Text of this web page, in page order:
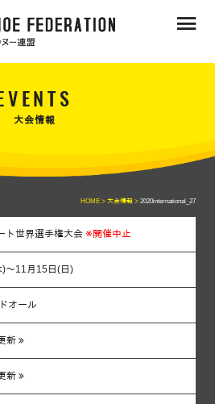
大会情報
HOME > 大会情報 > 2020international_27
ト世界選手権大会 ※開催中止
～11月15日(日)
オール
新
新